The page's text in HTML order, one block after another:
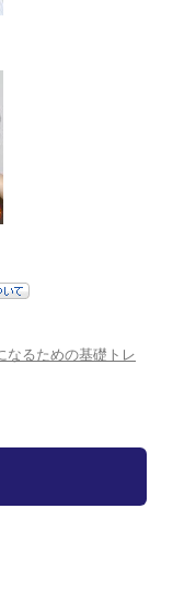
なるための基礎トレ